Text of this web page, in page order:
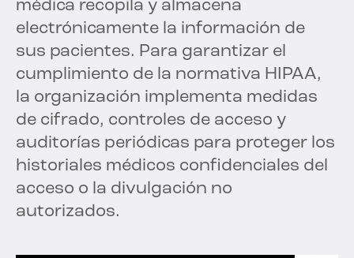
médica recopila y almacena
electrónicamente la información de
sus pacientes. Para garantizar el
cumplimiento de la normativa HIPAA,
la organización implementa medidas
de cifrado, controles de acceso y
auditorías periódicas para proteger los
historiales médicos confidenciales del
acceso o la divulgación no
autorizados.